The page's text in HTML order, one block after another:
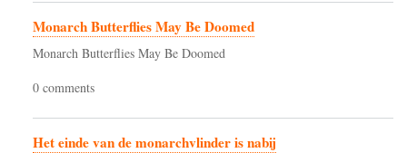
Monarch Butterflies May Be Doomed
Monarch Butterflies May Be Doomed
0 comments
Het einde van de monarchvlinder is nabij